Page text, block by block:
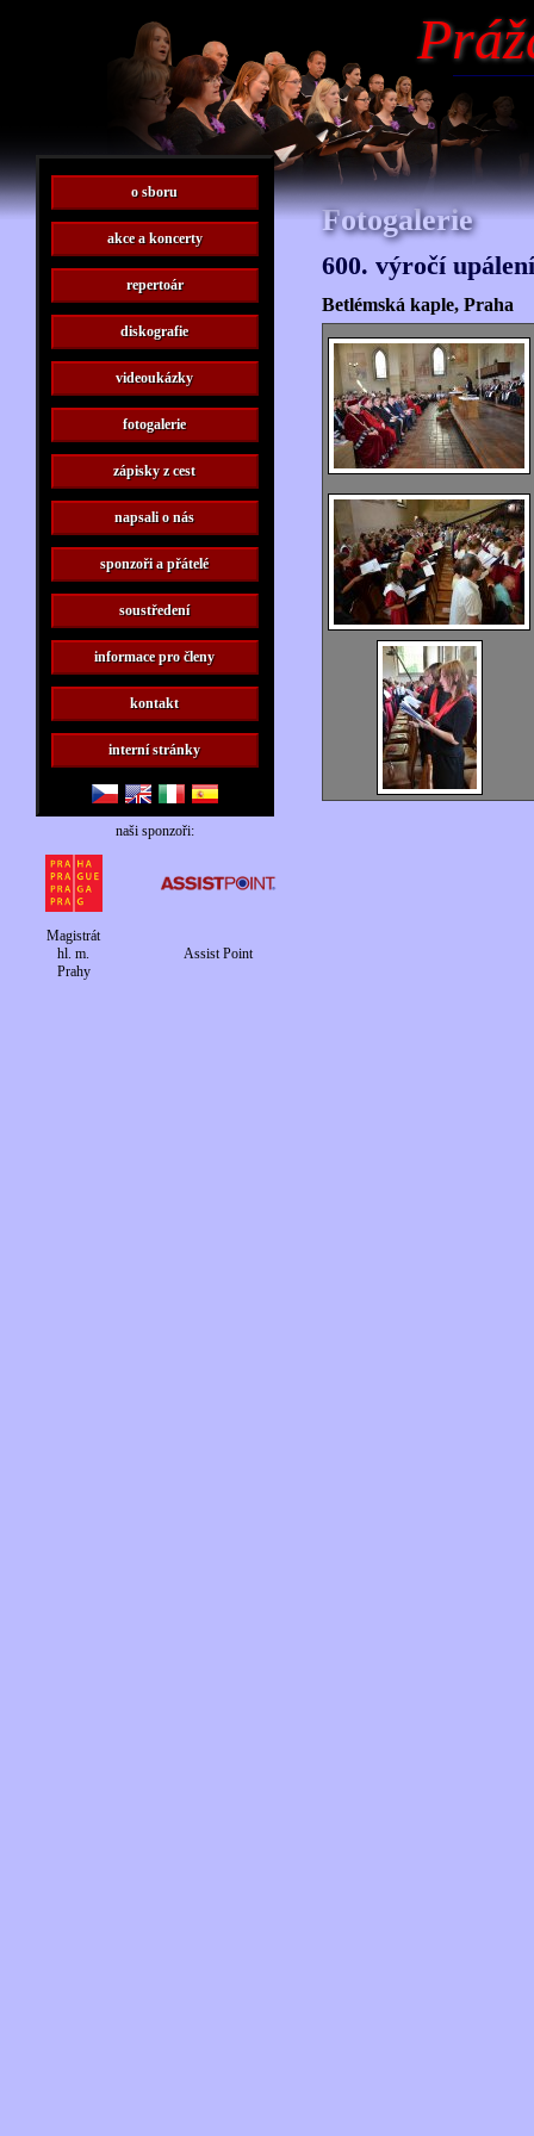
Fotogalerie
600. výročí
Betlémská kaple, Praha
o sboru
akce a koncerty
repertoár
diskografie
videoukázky
fotogalerie
zápisky z cest
napsali o nás
sponzoři a přátelé
soustředení
informace pro členy
kontakt
interní stránky
naši sponzoři:
Magistrát
hl. m.
Prahy
Assist Point